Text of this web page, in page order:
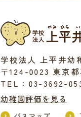
学校法人 上平井幼
〒124-0023 東京
TEL：03-3692-
幼稚園評価を見る